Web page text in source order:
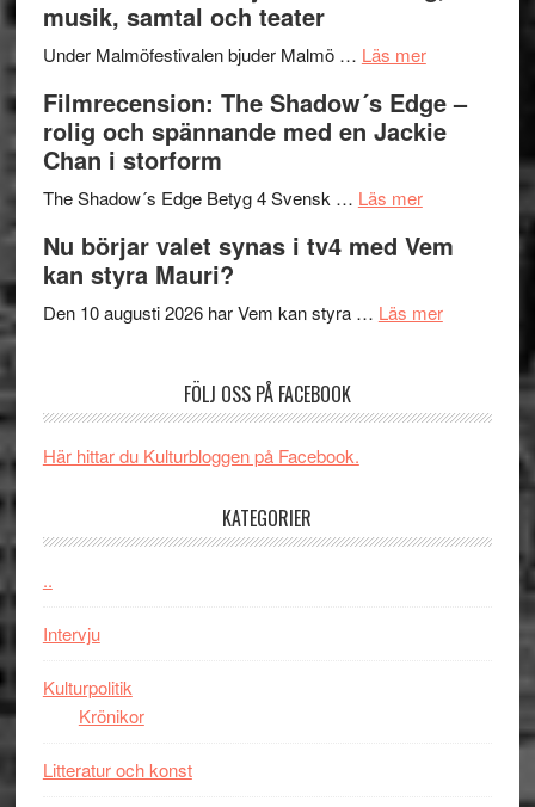
på
Roland
Pöntinen
Scensommar
Artipelag
musik, samtal och teater
Under Malmöfestivalen bjuder Malmö … Läs merom
bjuder
in
samtal
teater
Filmrecension: The Shadow´s Edge –
rolig och spännande med en Jackie
Chan i storform
The Shadow´s Edge Betyg 4 Svensk … Läs merom
Filmrecension:
The
´s
och
Jackie
Nu börjar valet synas i tv4 med Vem
kan styra Mauri?
Den 10 augusti 2026 har Vem kan styra … Läs merom
synas
Vem
FÖLJ OSS PÅ FACEBOOK
Här hittar du Kulturbloggen på Facebook.
KATEGORIER
..
Intervju
Kulturpolitik
Krönikor
Litteratur och konst